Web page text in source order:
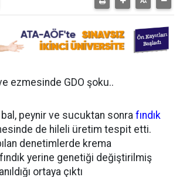
ezmesinde GDO şoku..
bal, peynir ve sucuktan sonrafındık
de hileli üretim tespit etti.
denetimlerde krema
yerine genetiği değiştirilmiş
ortaya çıktı